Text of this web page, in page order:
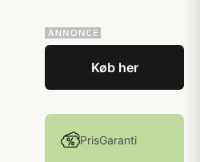
Køb her
PrisGaranti